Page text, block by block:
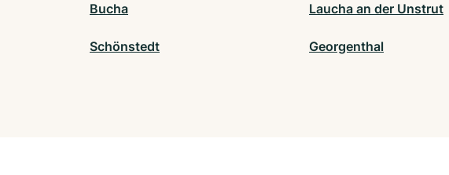
Bucha Laucha an der Unstrut
Schönstedt Georgenthal